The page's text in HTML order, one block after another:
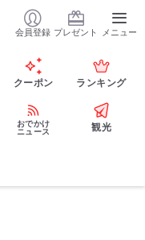
会員登録 プレゼント メニュー
クーポン ランキング
おでかけ
ニュース
観光